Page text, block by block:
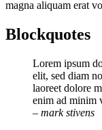
magna aliquam erat
Blockquotes
Lorem ipsum
elit, sed diam
laoreet dolore
enim ad minim
– mark stivens